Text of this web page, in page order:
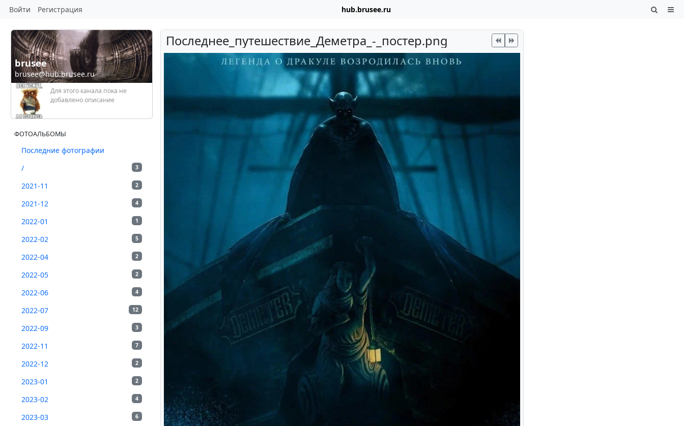
Войти Регистрация hub.brusee.ru
brusee
brusee@hub.brusee.ru
Для этого канала пока не
добавлено описание
ФОТОАЛЬБОМЫ
Последние фотографии
3
/
2
2021-11
4
2021-12
1
2022-01
5
2022-02
2
2022-04
2
2022-05
4
2022-06
12
2022-07
3
2022-09
7
2022-11
2
2022-12
2
2023-01
4
2023-02
6
2023-03
Последнее_путешествие_Деметра_-_постер.png